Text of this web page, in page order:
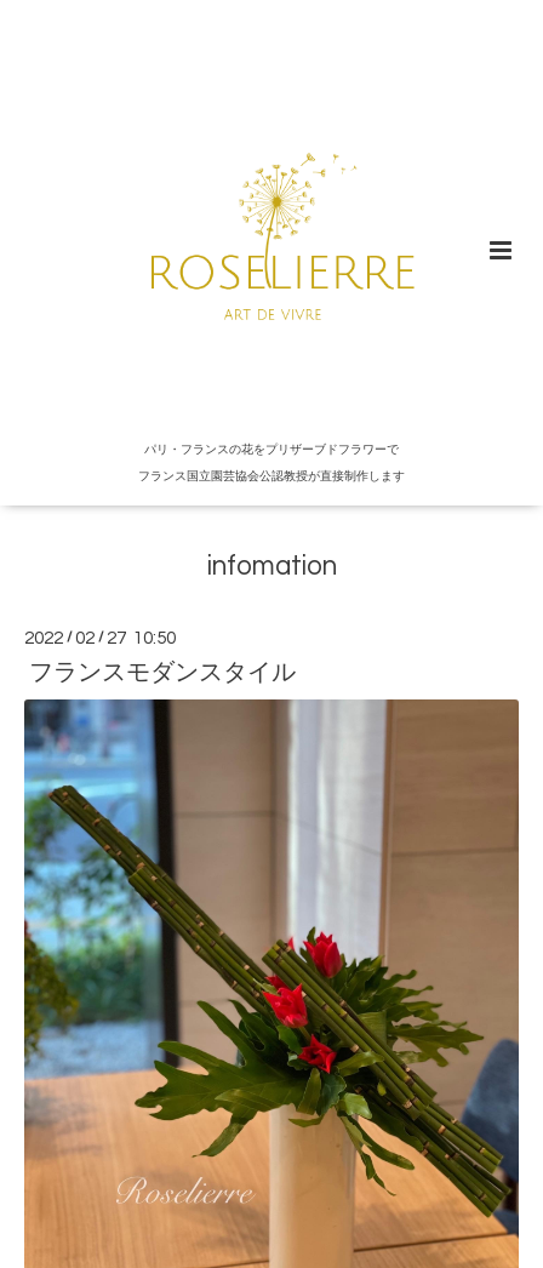
パリ・フランスの花をプリザーブドフラワーで
フランス国立園芸協会公認教授が直接制作します
infomation
2022 /02 / 27 10:50
フランスモダンスタイル